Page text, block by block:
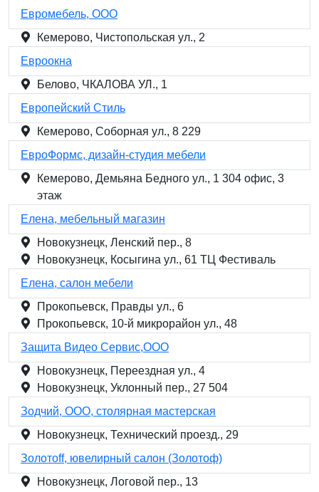
Евромебель, ООО
Кемерово, Чистопольская ул., 2
Евроокна
Белово, ЧКАЛОВА УЛ., 1
Европейский Стиль
Кемерово, Соборная ул., 8 229
ЕвроФормс, дизайн-студия мебели
Кемерово, Демьяна Бедного ул., 1 304 офис, 3
этаж
Елена, мебельный магазин
Новокузнецк, Ленский пер., 8
Новокузнецк, Косыгина ул., 61 ТЦ Фестиваль
Елена, салон мебели
Прокопьевск, Правды ул., 6
Прокопьевск, 10-й микрорайон ул., 48
Защита Видео Сервис,ООО
Новокузнецк, Переездная ул., 4
Новокузнецк, Уклонный пер., 27 504
Зодчий, ООО, столярная мастерская
Новокузнецк, Технический проезд., 29
Золотоff, ювелирный салон (Золотоф)
Новокузнецк, Логовой пер., 13